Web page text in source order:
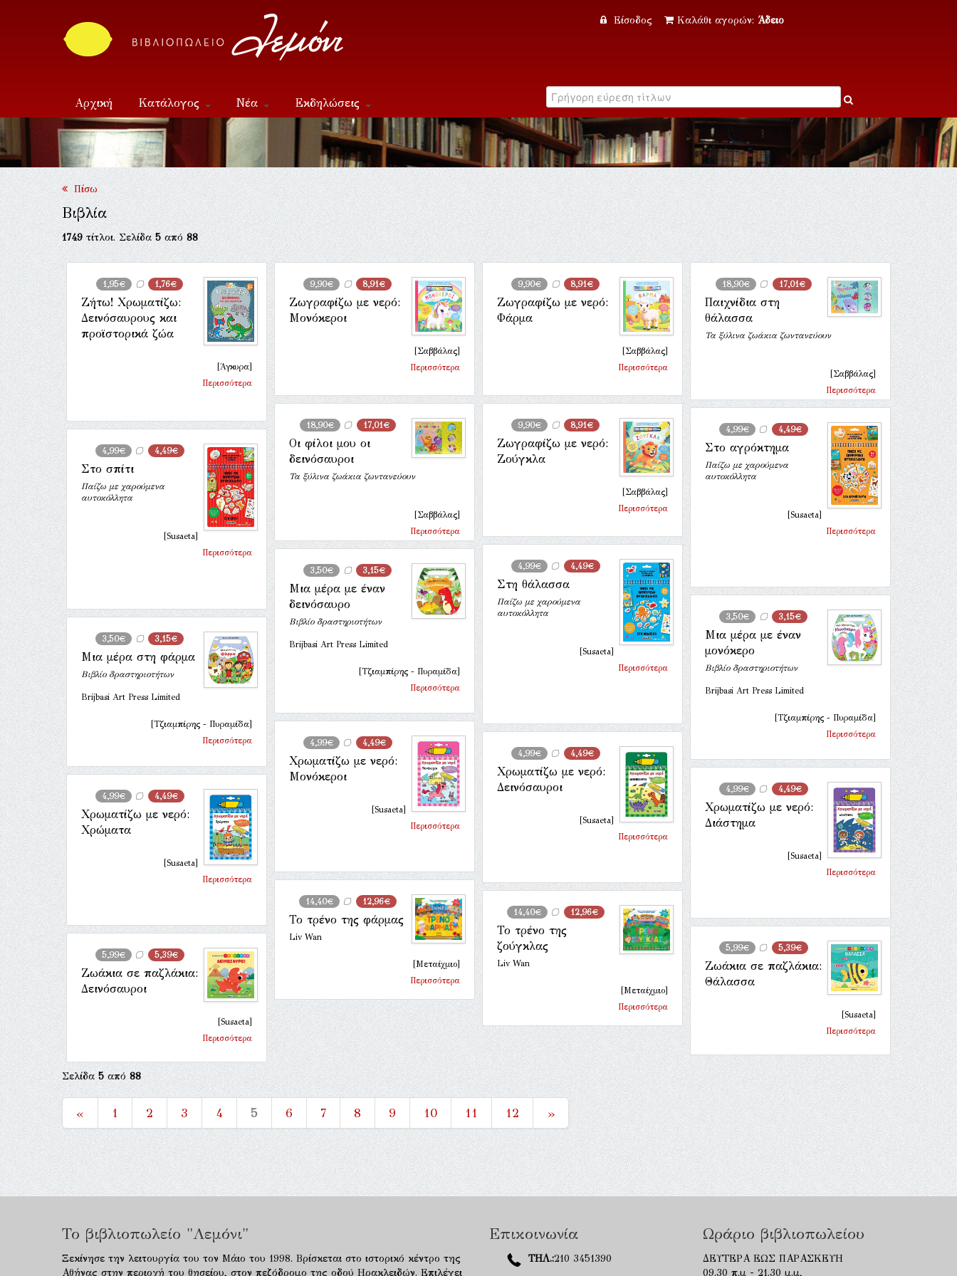
Είσοδος Καλάθι αγορών: Άδειο
Αρχική Κατάλογος Νέα Εκδηλώσεις
Επικοινωνία
Πίσω
Βιβλία
1749τίτλοι. Σελίδα5από88
1,95€ 1,76€
Ζήτω! Χρωματίζω:
Δεινόσαυρους και
προϊστορικά ζώα
[Άγκυρα]
Περισσότερα
9,90€ 8,91€
Ζωγραφίζω με νερό:
Μονόκεροι
[Σαββάλας]
Περισσότερα
9,90€ 8,91€
Ζωγραφίζω με νερό:
Φάρμα
[Σαββάλας]
Περισσότερα
18,90€ 17,01€
Παιχνίδια στη
θάλασσα
Τα ξύλινα ζωάκια ζωντανεύουν
[Σαββάλας]
Περισσότερα
18,90€ 17,01€
Οι φίλοι μου οι
δεινόσαυροι
Τα ξύλινα ζωάκια ζωντανεύουν
[Σαββάλας]
Περισσότερα
9,90€ 8,91€
Ζωγραφίζω με νερό:
Ζούγκλα
[Σαββάλας]
Περισσότερα
4,99€ 4,49€
Στο αγρόκτημα
Παίζω με χαρούμενα
αυτοκόλλητα
[Susaeta]
Περισσότερα
4,99€ 4,49€
Στο σπίτι
Παίζω με χαρούμενα
αυτοκόλλητα
[Susaeta]
Περισσότερα
4,99€
4,49€
Στη θάλασσα
Παίζω με χαρούμενα
αυτοκόλλητα
[Susaeta]
Περισσότερα
3,50€ 3,15€
Μια μέρα με έναν
δεινόσαυρο
Βιβλίο δραστηριοτήτων
Brijbasi Art Press Limited
[Τζιαμπίρης - Πυραμίδα]
Περισσότερα
3,50€ 3,15€
Μια μέρα με έναν
μονόκερο
Βιβλίο δραστηριοτήτων
Brijbasi Art Press Limited
[Τζιαμπίρης - Πυραμίδα]
Περισσότερα
3,50€ 3,15€
Μια μέρα στη φάρμα
Βιβλίο δραστηριοτήτων
Brijbasi Art Press Limited
[Τζιαμπίρης - Πυραμίδα]
Περισσότερα
4,99€ 4,49€
Χρωματίζω με νερό:
Μονόκεροι
[Susaeta]
Περισσότερα
4,99€ 4,49€
Χρωματίζω με νερό:
Δεινόσαυροι
[Susaeta]
Περισσότερα
4,99€ 4,49€
Χρωματίζω με νερό:
Διάστημα
[Susaeta]
Περισσότερα
4,99€ 4,49€
Χρωματίζω με νερό:
Χρώματα
[Susaeta]
Περισσότερα
14,40€ 12,96€
Το τρένο της φάρμας
Liv Wan
[Μεταίχμιο]
Περισσότερα
14,40€ 12,96€
Το τρένο της
ζούγκλας
Liv Wan
[Μεταίχμιο]
Περισσότερα
5,99€ 5,39€
Ζωάκια σε παζλάκια:
Θάλασσα
[Susaeta]
Περισσότερα
5,99€ 5,39€
Ζωάκια σε παζλάκια:
Δεινόσαυροι
[Susaeta]
Περισσότερα
Σελίδα5από88
« 1 2 3 4 5 6 7 8 9 10 11 12 »
Το βιβλιοπωλείο "Λεμόνι"
Ξεκίνησε την λειτουργία του τον Μάιο του 1998. Βρίσκεται στο ιστορικό κέντρο της
Αθήνας στην περιοχή του θησείου, στον πεζόδρομο της οδού Ηρακλειδών. Επιλέγει
Επικοινωνία
ΤΗΛ.:210 3451390
Ωράριο βιβλιοπωλείου
ΔΕΥΤΕΡΑ ΕΩΣ ΠΑΡΑΣΚΕΥΗ
09.30 π.μ - 21.30 μ.μ,